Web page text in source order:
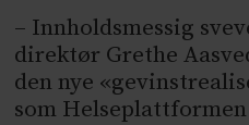
– Innholdsmessig
direktør Grethe
den nye
som